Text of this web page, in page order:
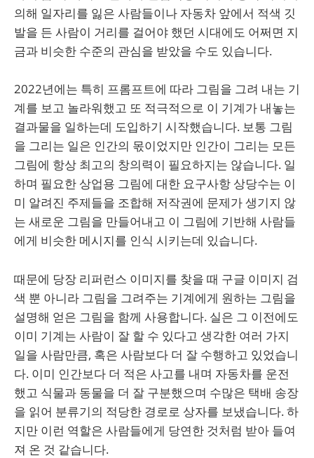
의해 일자리를 잃은 사람들이나 자동차 앞에서 적색 깃
발을 든 사람이 거리를 걸어야 했던 시대에도 어쩌면 지
금과 비슷한 수준의 관심을 받았을 수도 있습니다.
2022년에는 특히 프롬프트에 따라 그림을 그려 내는 기
계를 보고 놀라워했고 또 적극적으로 이 기계가 내놓는
결과물을 일하는데 도입하기 시작했습니다. 보통 그림
을 그리는 일은 인간의 몫이었지만 인간이 그리는 모든
그림에 항상 최고의 창의력이 필요하지는 않습니다. 일
하며 필요한 상업용 그림에 대한 요구사항 상당수는 이
미 알려진 주제들을 조합해 저작권에 문제가 생기지 않
는 새로운 그림을 만들어내고 이 그림에 기반해 사람들
에게 비슷한 메시지를 인식 시키는데 있습니다.
때문에 당장 리퍼런스 이미지를 찾을 때 구글 이미지 검
색 뿐 아니라 그림을 그려주는 기계에게 원하는 그림을
설명해 얻은 그림을 함께 사용합니다. 실은 그 이전에도
이미 기계는 사람이 잘 할 수 있다고 생각한 여러 가지
일을 사람만큼, 혹은 사람보다 더 잘 수행하고 있었습니
다. 이미 인간보다 더 적은 사고를 내며 자동차를 운전
했고 식물과 동물을 더 잘 구분했으며 수많은 택배 송장
을 읽어 분류기의 적당한 경로로 상자를 보냈습니다. 하
지만 이런 역할은 사람들에게 당연한 것처럼 받아 들여
져 온 것 같습니다.